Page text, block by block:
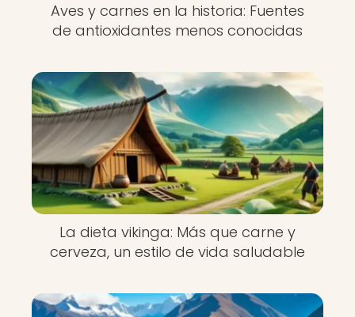
Aves y carnes en la historia: Fuentes
de antioxidantes menos conocidas
La dieta vikinga: Más que carne y
cerveza, un estilo de vida saludable